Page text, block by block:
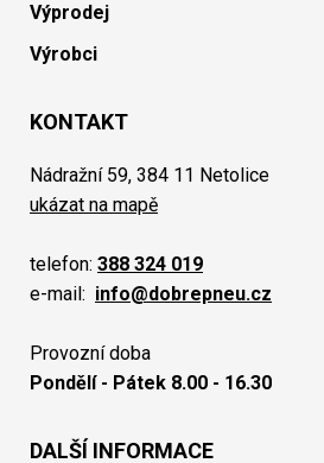
Výprodej
Výrobci
KONTAKT
Nádražní 59, 384 11 Netolice
ukázat na mapě
telefon: 388 324 019
e-mail: info@dobrepneu.cz
Provozní doba
Pondělí - Pátek 8.00 - 16.30
DALŠÍ INFORMACE